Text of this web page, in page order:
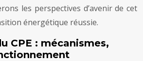
les perspectives d’avenir de cet
énergétique réussie.
CPE : mécanismes,